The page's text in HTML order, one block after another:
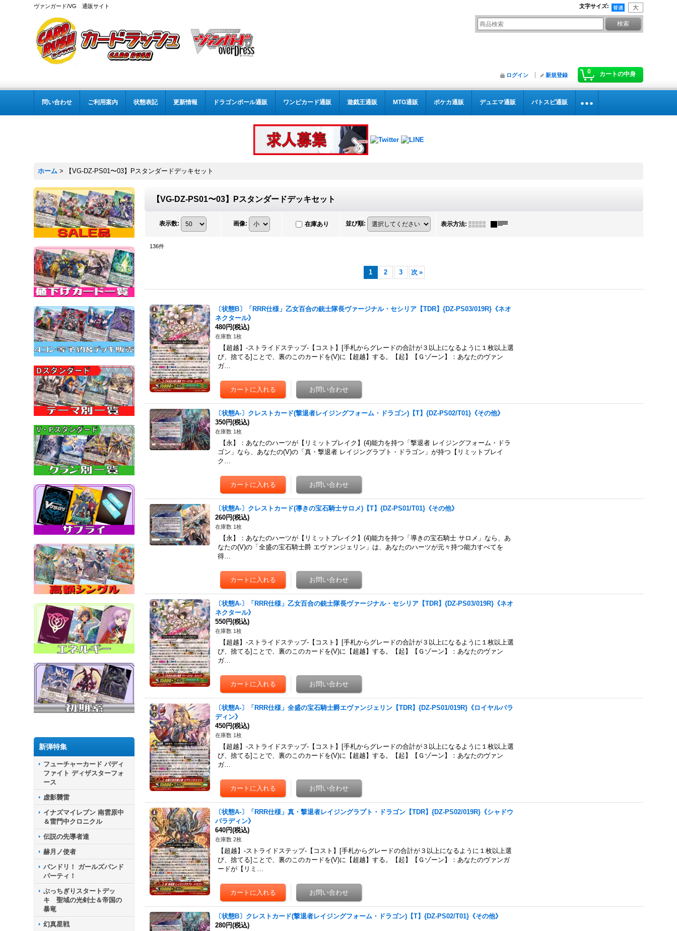
ヴァンガード/VG 通販サイト 文字サイズ:
0 カートの中身
ログイン 新規登録
問い合わせ ご利用案内 状態表記 更新情報 ドラゴンボール通販 ワンピカード通販 遊戯王通販 MTG通販 ポケカ通販 デュエマ通販 バトスピ通販
ホーム > 【VG-DZ-PS01〜03】Pスタンダードデッキセット
新弾特集
フューチャーカード バディ
ファイト ディザスターフォ
ース
虚影襲雷
イナズマイレブン 南雲原中
＆雷門中クロニクル
伝説の先導者達
赫月ノ使者
バンドリ！ ガールズバンド
パーティ！
ぶっちぎりスタートデッ
キ 聖域の光剣士＆帝国の
暴竜
幻真星戦
【VG-DZ-PS01〜03】Pスタンダードデッキセット
表示数: 画像: 在庫あり 並び順: 表示方法:
136件
1 2 3 次 »
〔状態B〕「RRR仕様」乙女百合の銃士隊長ヴァージナル・セシリア【TDR】{DZ-PS03/019R}《ネオ
ネクタール》
480円(税込)
在庫数 1枚
【超越】-ストライドステップ-【コスト】[手札からグレードの合計が３以上になるように１枚以上選
び、捨てる]ことで、裏のこのカードを(V)に【超越】する。【起】【Ｇゾーン】：あなたのヴァン
ガ…
〔状態A-〕クレストカード(撃退者レイジングフォーム・ドラゴン)【T】{DZ-PS02/T01}《その他》
350円(税込)
在庫数 1枚
【永】：あなたのハーツが【リミットブレイク】(4)能力を持つ「撃退者 レイジングフォーム・ドラ
ゴン」なら、あなたの(V)の「真・撃退者 レイジングラプト・ドラゴン」が持つ【リミットブレイ
ク…
〔状態A-〕クレストカード(導きの宝石騎士サロメ)【T】{DZ-PS01/T01}《その他》
260円(税込)
在庫数 1枚
【永】：あなたのハーツが【リミットブレイク】(4)能力を持つ「導きの宝石騎士 サロメ」なら、あ
なたの(V)の「全盛の宝石騎士爵 エヴァンジェリン」は、あなたのハーツが元々持つ能力すべてを
得…
〔状態A-〕「RRR仕様」乙女百合の銃士隊長ヴァージナル・セシリア【TDR】{DZ-PS03/019R}《ネオ
ネクタール》
550円(税込)
在庫数 1枚
【超越】-ストライドステップ-【コスト】[手札からグレードの合計が３以上になるように１枚以上選
び、捨てる]ことで、裏のこのカードを(V)に【超越】する。【起】【Ｇゾーン】：あなたのヴァン
ガ…
〔状態A-〕「RRR仕様」全盛の宝石騎士爵エヴァンジェリン【TDR】{DZ-PS01/019R}《ロイヤルパラ
ディン》
450円(税込)
在庫数 1枚
【超越】-ストライドステップ-【コスト】[手札からグレードの合計が３以上になるように１枚以上選
び、捨てる]ことで、裏のこのカードを(V)に【超越】する。【起】【Ｇゾーン】：あなたのヴァン
ガ…
〔状態A-〕「RRR仕様」真・撃退者レイジングラプト・ドラゴン【TDR】{DZ-PS02/019R}《シャドウ
パラディン》
640円(税込)
在庫数 2枚
【超越】-ストライドステップ-【コスト】[手札からグレードの合計が３以上になるように１枚以上選
び、捨てる]ことで、裏のこのカードを(V)に【超越】する。【起】【Ｇゾーン】：あなたのヴァンガ
ードが【リミ…
〔状態B〕クレストカード(撃退者レイジングフォーム・ドラゴン)【T】{DZ-PS02/T01}《その他》
280円(税込)